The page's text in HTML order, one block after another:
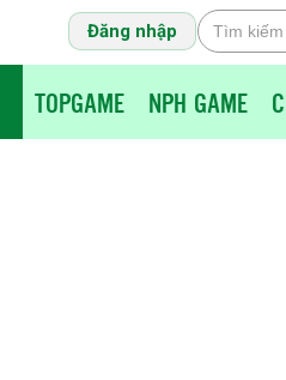
Đăng nhập
TOPGAME NPH GAME